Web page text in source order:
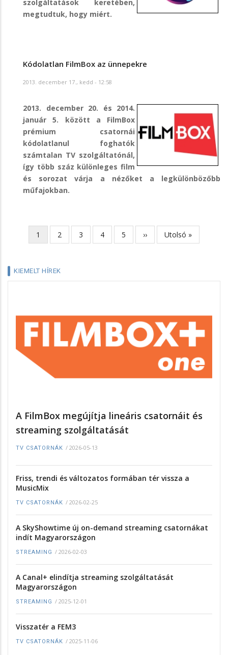
szolgáltatások keretében,
megtudtuk, hogy miért.
Kódolatlan FilmBox az ünnepekre
2013. december 17., kedd - 12:58
2013. december 20. és 2014.
január 5. között a FilmBox
prémium csatornái
kódolatlanul foghatók
számtalan TV szolgáltatónál,
így több száz különleges film
és sorozat várja a nézőket a legkülönbözőbb
műfajokban.
Oldalszámozás
Jelenlegi
oldal
1 Page
2 Page
3 Page
4 Page
5
Következő
oldal
››
Utolsó
oldal
Utolsó »
KIEMELT HÍREK
A FilmBox megújítja lineáris csatornáit és
streaming szolgáltatását
TV CSATORNÁK / 2026-05-13
Friss, trendi és változatos formában tér vissza a
MusicMix
TV CSATORNÁK / 2026-02-25
A SkyShowtime új on-demand streaming csatornákat
indít Magyarországon
STREAMING / 2026-02-03
A Canal+ elindítja streaming szolgáltatását
Magyarországon
STREAMING / 2025-12-01
Visszatér a FEM3
TV CSATORNÁK / 2025-11-06